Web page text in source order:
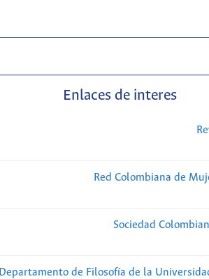
Enlaces de interes
Red Colombiana de
Sociedad
Departamento de Filosofía de la